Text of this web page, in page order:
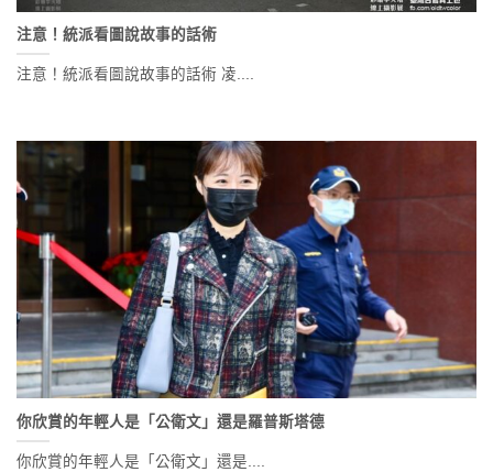
注意！統派看圖說故事的話術
注意！統派看圖說故事的話術 凌....
你欣賞的年輕人是「公衛文」還是羅普斯塔德
你欣賞的年輕人是「公衛文」還是....